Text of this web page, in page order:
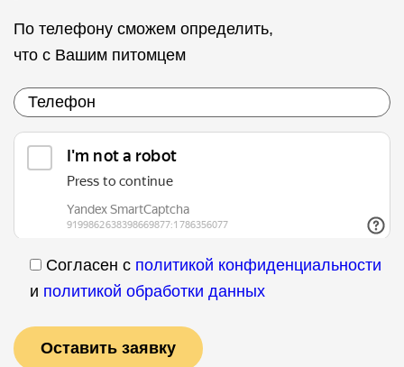
По телефону сможем определить,
что с Вашим питомцем
Согласен с политикой конфиденциальности
и политикой обработки данных